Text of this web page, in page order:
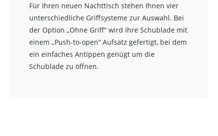
Für Ihren neuen Nachttisch stehen Ihnen vier
unterschiedliche Griffsysteme zur Auswahl. Bei
der Option „Ohne Griff“ wird Ihre Schublade mit
einem „Push-to-open“ Aufsatz gefertigt, bei dem
ein einfaches Antippen genügt um die
Schublade zu öffnen.